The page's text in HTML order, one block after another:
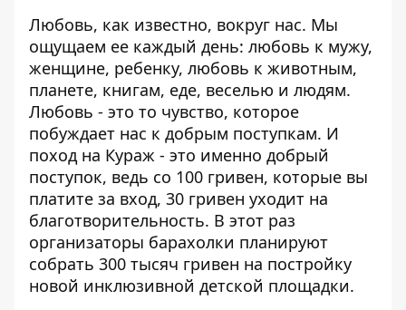
Любовь, как известно, вокруг нас. Мы
ощущаем ее каждый день: любовь к мужу,
женщине, ребенку, любовь к животным,
планете, книгам, еде, веселью и людям.
Любовь - это то чувство, которое
побуждает нас к добрым поступкам. И
поход на Кураж - это именно добрый
поступок, ведь со 100 гривен, которые вы
платите за вход, 30 гривен уходит на
благотворительность. В этот раз
организаторы барахолки планируют
собрать 300 тысяч гривен на постройку
новой инклюзивной детской площадки.